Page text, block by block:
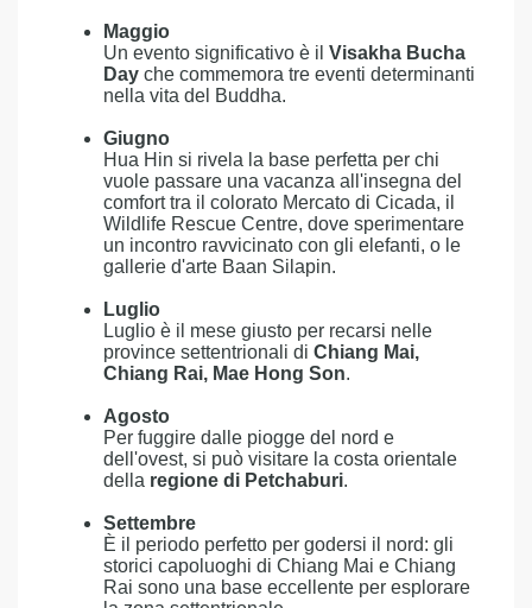
Maggio
Un evento significativo è il Visakha Bucha
Day che commemora tre eventi determinanti
nella vita del Buddha.
Giugno
Hua Hin si rivela la base perfetta per chi
vuole passare una vacanza all'insegna del
comfort tra il colorato Mercato di Cicada, il
Wildlife Rescue Centre, dove sperimentare
un incontro ravvicinato con gli elefanti, o le
gallerie d'arte Baan Silapin.
Luglio
Luglio è il mese giusto per recarsi nelle
province settentrionali di Chiang Mai,
Chiang Rai, Mae Hong Son.
Agosto
Per fuggire dalle piogge del nord e
dell'ovest, si può visitare la costa orientale
della regione di Petchaburi.
Settembre
È il periodo perfetto per godersi il nord: gli
storici capoluoghi di Chiang Mai e Chiang
Rai sono una base eccellente per esplorare